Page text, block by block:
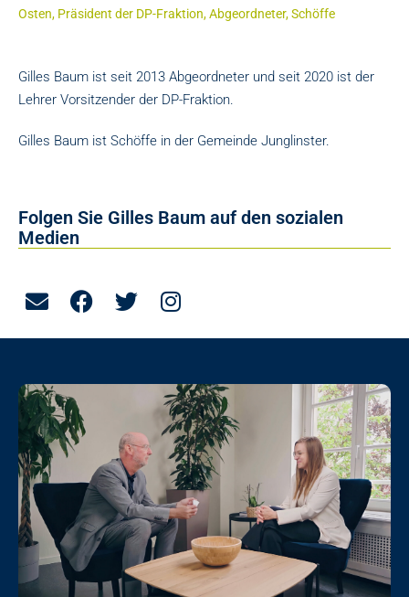
Osten, Präsident der DP-Fraktion, Abgeordneter, Schöffe
Gilles Baum ist seit 2013 Abgeordneter und seit 2020 ist der
Lehrer Vorsitzender der DP-Fraktion.
Gilles Baum ist Schöffe in der Gemeinde Junglinster.
Folgen Sie Gilles Baum auf den sozialen
Medien